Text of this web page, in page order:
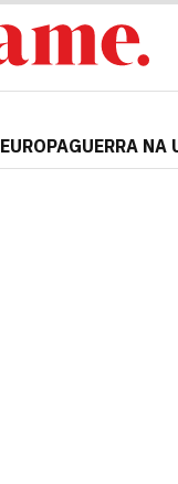
EUROPAGUERRA NA